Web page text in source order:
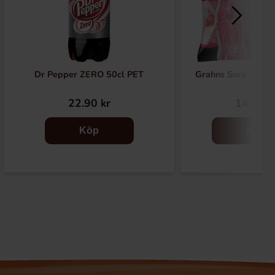
Dr Pepper ZERO 50cl PET
22.90 kr
Köp
Grahns Sura